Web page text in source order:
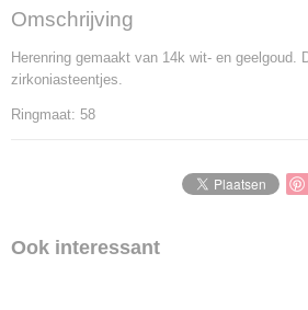
Omschrijving
Herenring gemaakt van 14k wit- en geelgoud.
zirkoniasteentjes.
Ringmaat: 58
Ook interessant